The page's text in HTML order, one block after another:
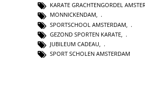
KARATE GRACHTENGORDEL
MONNICKENDAM,
SPORTSCHOOL AMSTERDAM
GEZOND SPORTEN KARATE
JUBILEUM CADEAU
SPORT SCHOLEN AMSTERDAM